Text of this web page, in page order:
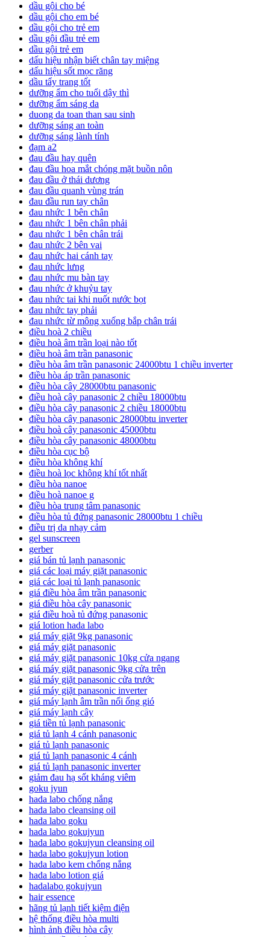
dầu gội cho bé
dầu gội cho em bé
dầu gội cho trẻ em
dầu gội đầu trẻ em
dầu gội trẻ em
dấu hiệu nhận biết chân tay miệng
dấu hiệu sốt mọc răng
dầu tẩy trang tốt
dưỡng ẩm cho tuổi dậy thì
dưỡng ẩm sáng da
duong da toan than sau sinh
dưỡng sáng an toàn
dưỡng sáng lành tính
đạm a2
đau đầu hay quên
đau đầu hoa mắt chóng mặt buồn nôn
đau đầu ở thái dương
đau đầu quanh vùng trán
đau đầu run tay chân
đau nhức 1 bên chân
đau nhức 1 bên chân phải
đau nhức 1 bên chân trái
đau nhức 2 bên vai
đau nhức hai cánh tay
đau nhức lưng
đau nhức mu bàn tay
đau nhức ở khuỷu tay
đau nhức tai khi nuốt nước bọt
đau nhức tay phải
đau nhức từ mông xuống bắp chân trái
điều hoà 2 chiều
điều hoà âm trần loại nào tốt
điều hoà âm trần panasonic
điều hòa âm trần panasonic 24000btu 1 chiều inverter
điều hòa áp trần panasonic
điều hòa cây 28000btu panasonic
điều hoà cây panasonic 2 chiều 18000btu
điều hòa cây panasonic 2 chiều 18000btu
điều hòa cây panasonic 28000btu inverter
điều hoà cây panasonic 45000btu
điều hòa cây panasonic 48000btu
điều hòa cục bộ
điều hòa không khí
điều hoà lọc không khí tốt nhất
điều hòa nanoe
điều hoà nanoe g
điều hòa trung tâm panasonic
điều hòa tủ đứng panasonic 28000btu 1 chiều
điều trị da nhạy cảm
gel sunscreen
gerber
giá bán tủ lạnh panasonic
giá các loại máy giặt panasonic
giá các loại tủ lạnh panasonic
giá điều hòa âm trần panasonic
giá điều hòa cây panasonic
giá điều hoà tủ đứng panasonic
giá lotion hada labo
giá máy giặt 9kg panasonic
giá máy giặt panasonic
giá máy giặt panasonic 10kg cửa ngang
giá máy giặt panasonic 9kg cửa trên
giá máy giặt panasonic cửa trước
giá máy giặt panasonic inverter
giá máy lạnh âm trần nối ống gió
giá máy lạnh cây
giá tiền tủ lạnh panasonic
giá tủ lạnh 4 cánh panasonic
giá tủ lạnh panasonic
giá tủ lạnh panasonic 4 cánh
giá tủ lạnh panasonic inverter
giảm đau hạ sốt kháng viêm
goku jyun
hada labo chống nắng
hada labo cleansing oil
hada labo goku
hada labo gokujyun
hada labo gokujyun cleansing oil
hada labo gokujyun lotion
hada labo kem chống nắng
hada labo lotion giá
hadalabo gokujyun
hair essence
hãng tủ lạnh tiết kiệm điện
hệ thống điều hòa multi
hình ảnh điều hòa cây